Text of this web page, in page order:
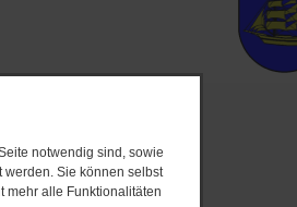
notwendig sind, sowie
werden. Sie können selbst
mehr alle Funktionalitäten